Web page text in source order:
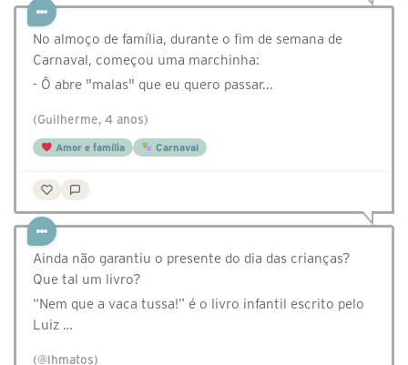
No almoço de família, durante o fim de semana de
Carnaval, começou uma marchinha:
- Ô abre "malas" que eu quero passar...
(Guilherme, 4 anos)
Amor e família Carnaval
Ainda não garantiu o presente do dia das crianças?
Que tal um livro?
“Nem que a vaca tussa!” é o livro infantil escrito pelo
Luiz …
(@lhmatos)